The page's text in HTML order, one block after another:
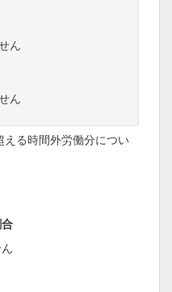
ん
ん
る時間外労働分につい